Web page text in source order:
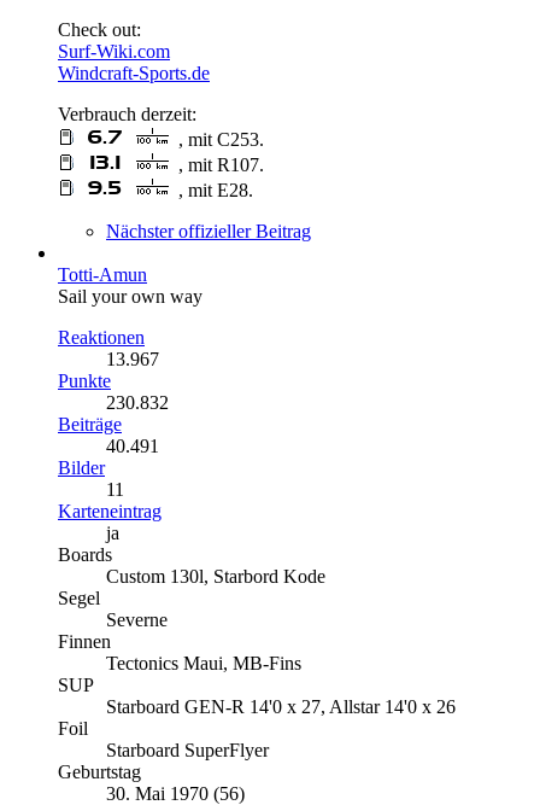
Check out:
Surf-Wiki.com
Windcraft-Sports.de
Verbrauch derzeit:
, mit C253.
, mit R107.
, mit E28.
Nächster offizieller Beitrag
Totti-Amun
Sail your own way
Reaktionen
13.967
Punkte
230.832
Beiträge
40.491
Bilder
11
Karteneintrag
ja
Boards
Custom 130l, Starbord Kode
Segel
Severne
Finnen
Tectonics Maui, MB-Fins
SUP
Starboard GEN-R 14'0 x 27, Allstar 14'0 x 26
Foil
Starboard SuperFlyer
Geburtstag
30. Mai 1970 (56)